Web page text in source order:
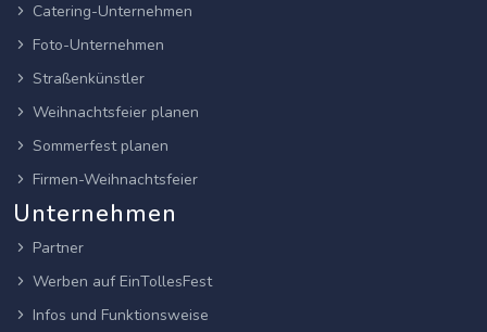
Catering-Unternehmen
Foto-Unternehmen
Straßenkünstler
Weihnachtsfeier planen
Sommerfest planen
Firmen-Weihnachtsfeier
Unternehmen
Partner
Werben auf EinTollesFest
Infos und Funktionsweise